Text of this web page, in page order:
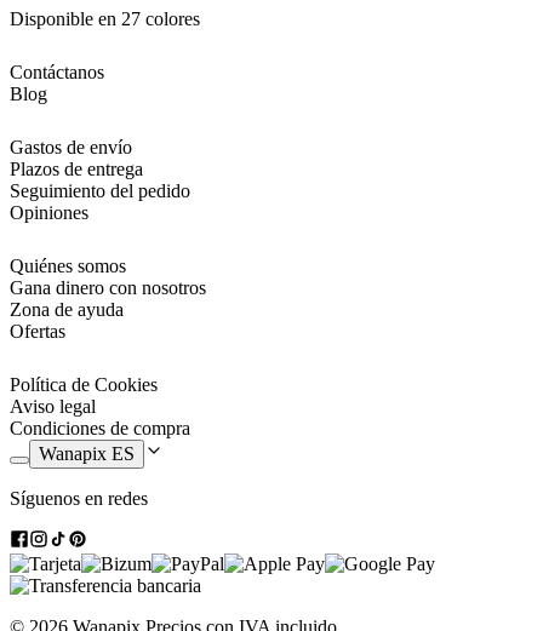
Disponible en 27 colores
Contáctanos
Blog
Gastos de envío
Plazos de entrega
Seguimiento del pedido
Opiniones
Quiénes somos
Gana dinero con nosotros
Zona de ayuda
Ofertas
Política de Cookies
Aviso legal
Condiciones de compra
Wanapix ES
Síguenos en redes
© 2026 Wanapix Precios con IVA incluido